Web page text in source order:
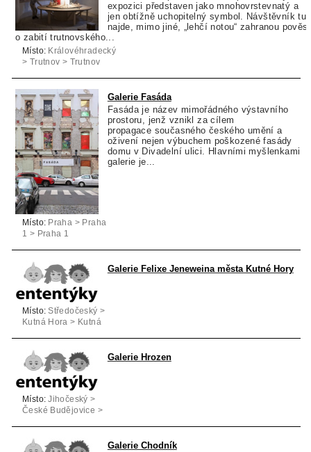
expozici představen jako mnohovrstevnatý a
jen obtížně uchopitelný symbol. Návštěvník tu
najde, mimo jiné, „lehčí notou“ zahranou pověst
o zabití trutnovského...
Místo: Královéhradecký
> Trutnov > Trutnov
Galerie Fasáda
Fasáda je název mimořádného výstavního
prostoru, jenž vznikl za cílem
propagace současného českého umění a
oživení nejen výbuchem poškozené fasády
domu v Divadelní ulici. Hlavními myšlenkami
galerie je...
Místo: Praha > Praha
1 > Praha 1
Galerie Felixe Jeneweina města Kutné Hory
Místo: Středočeský >
Kutná Hora > Kutná
Galerie Hrozen
Místo: Jihočeský >
České Budějovice >
Galerie Chodník